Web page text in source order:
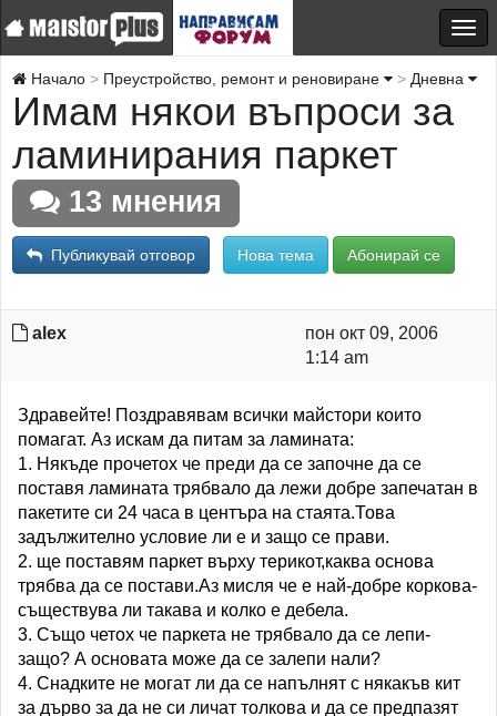
Начало Преустройство, ремонт и реновиране Дневна
Имам някои въпроси за
ламинирания паркет
13 мнения
Публикувай отговор Нова тема Абонирай се
alex
пон окт 09, 2006
1:14 am
Здравейте! Поздравявам всички майстори които
помагат. Аз искам да питам за ламината:
1. Някъде прочетох че преди да се започне да се
поставя ламината трябвало да лежи добре запечатан в
пакетите си 24 часа в центъра на стаята.Това
задължително условие ли е и защо се прави.
2. ще поставям паркет върху терикот,каква основа
трябва да се постави.Аз мисля че е най-добре коркова-
съществува ли такава и колко е дебела.
3. Също четох че паркета не трябвало да се лепи-
защо? А основата може да се залепи нали?
4. Снадките не могат ли да се напълнят с някакъв кит
за дърво за да не си личат толкова и да се предпазят